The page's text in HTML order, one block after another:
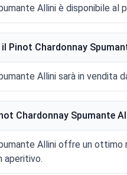
Allini è disponibile
Pinot Chardonnay
Allini sarà in vendita
Chardonnay Spumante
Allini offre un
aperitivo.